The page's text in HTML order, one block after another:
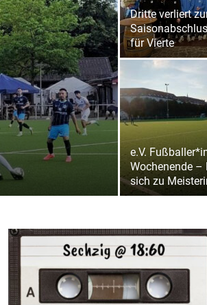
Dritte verliert
für Vierte
e.V.
Wochenende –
sich zu